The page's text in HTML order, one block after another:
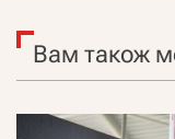
Вам також